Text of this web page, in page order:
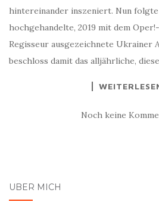
hintereinander inszeniert. Nun
hochgehandelte, 2019 mit dem
Regisseur ausgezeichnete Ukrainer
beschloss damit das alljährliche,
Noch keine
ÜBER MICH